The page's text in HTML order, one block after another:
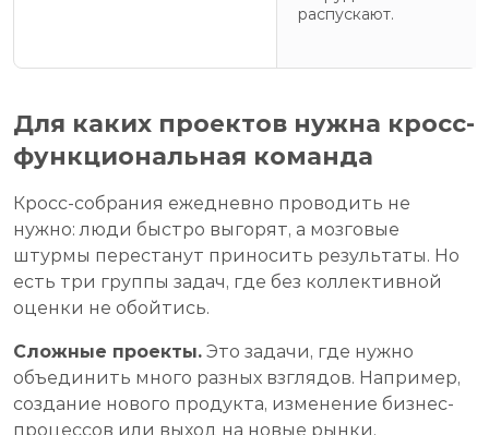
распускают.
Для каких проектов нужна кросс-
функциональная команда
Кросс-собрания ежедневно проводить не
нужно: люди быстро выгорят, а мозговые
штурмы перестанут приносить результаты. Но
есть три группы задач, где без коллективной
оценки не обойтись.
Сложные проекты. Это задачи, где нужно
объединить много разных взглядов. Например,
создание нового продукта, изменение бизнес-
процессов или выход на новые рынки.